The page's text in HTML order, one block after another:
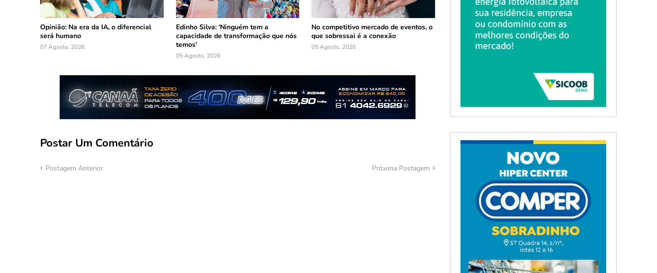
Opinião: Na era da IA, o diferencial
será humano
07 Agosto, 2026
Edinho Silva: ‘Ninguém tem a
capacidade de transformação que nós
temos’
05 Agosto, 2026
No competitivo mercado de eventos, o
que sobressai é a conexão
05 Agosto, 2026
Postar Um Comentário
Postagem Anterior Próxima Postagem